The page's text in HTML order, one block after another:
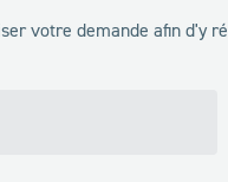
votre demande afin d'y